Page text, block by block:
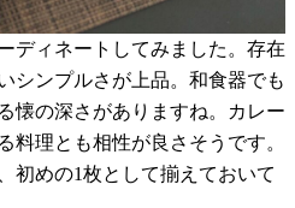
ディネートしてみました。存在
シンプルさが上品。和食器でも
懐の深さがありますね。カレー
料理とも相性が良さそうです。
初めの1枚として揃えておいて